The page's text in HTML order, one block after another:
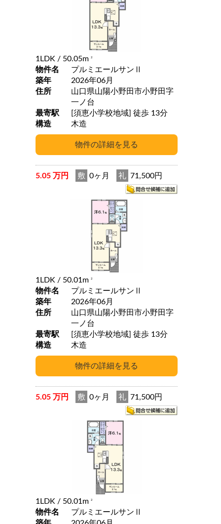
1LDK / 50.05m 2
物件名
プルミエールサンⅡ
築年
2026年06月
住所
山口県山陽小野田市小野田字
一ノ台
最寄駅
[須恵小学校地域] 徒歩 13分
構造
木造
5.05 万円 敷 0ヶ月 礼 71,500円
1LDK / 50.01m 2
物件名
プルミエールサンⅡ
築年
2026年06月
住所
山口県山陽小野田市小野田字
一ノ台
最寄駅
[須恵小学校地域] 徒歩 13分
構造
木造
5.05 万円 敷 0ヶ月 礼 71,500円
1LDK / 50.01m 2
物件名
プルミエールサンⅡ